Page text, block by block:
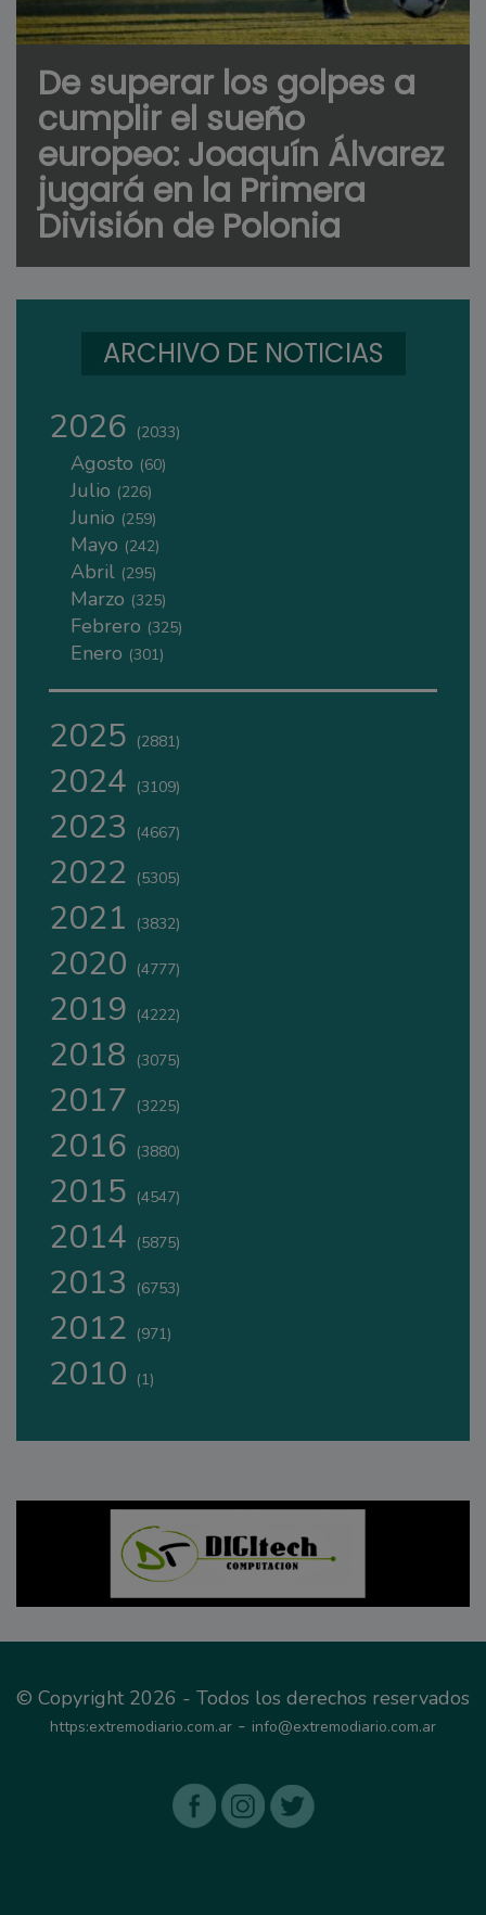
De superar los golpes a
cumplir el sueño
europeo: Joaquín Álvarez
jugará en la Primera
División de Polonia
ARCHIVO DE NOTICIAS
2026 (2033)
Agosto (60)
Julio (226)
Junio (259)
Mayo (242)
Abril (295)
Marzo (325)
Febrero (325)
Enero (301)
2025 (2881)
2024 (3109)
2023 (4667)
2022 (5305)
2021 (3832)
2020 (4777)
2019 (4222)
2018 (3075)
2017 (3225)
2016 (3880)
2015 (4547)
2014 (5875)
2013 (6753)
2012 (971)
2010 (1)
© Copyright 2026 - Todos los derechos reservados
https:extremodiario.com.ar - info@extremodiario.com.ar